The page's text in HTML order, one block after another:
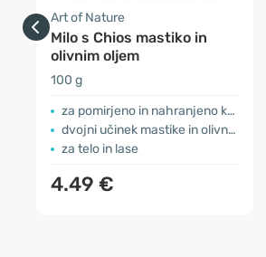
Art of Nature
Milo s Chios mastiko in
olivnim oljem
100 g
za pomirjeno in nahranjeno kožo
dvojni učinek mastike in olivnega olja
za telo in lase
4.49 €